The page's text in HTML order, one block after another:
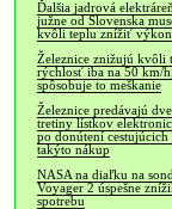
Ďalšia jadrová elektráreň
južne od Slovenska
kvôli teplu znížiť výkon
Železnice znižujú kvôli
rýchlosť iba na 50 km/h,
spôsobuje to meškanie
Železnice predávajú dve
tretiny lístkov
po donútení cestujúcich
takýto nákup
NASA na diaľku na
Voyager 2 úspešne
spotrebu